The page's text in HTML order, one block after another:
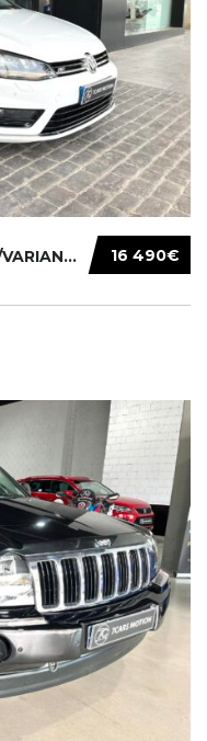
16 490€
VOLKSWAGEN GOLF VII(AU)3/5P/VARIANT(12-16 20...